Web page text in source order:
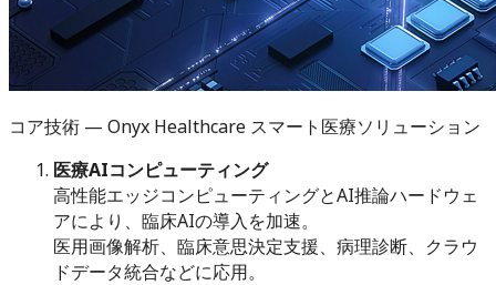
コア技術 — Onyx Healthcare スマート医療ソリューション
医療AIコンピューティング
高性能エッジコンピューティングとAI推論ハードウェ
アにより、臨床AIの導入を加速。
医用画像解析、臨床意思決定支援、病理診断、クラウ
ドデータ統合などに応用。